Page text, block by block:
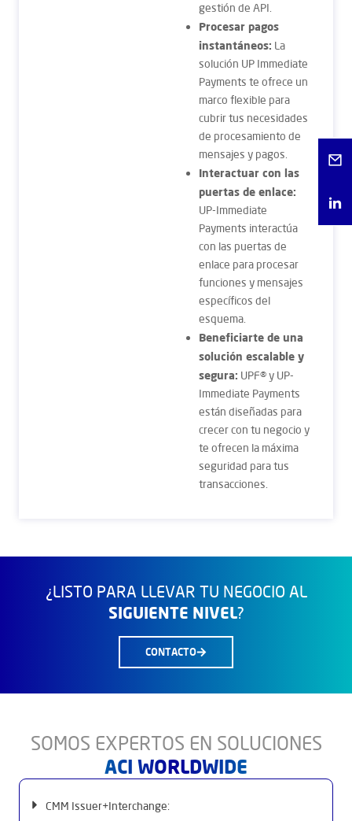
gestión de API.
Procesar pagos
instantáneos: La
solución UP Immediate
Payments te ofrece un
marco flexible para
cubrir tus necesidades
de procesamiento de
mensajes y pagos.
Interactuar con las
puertas de enlace:
UP-Immediate
Payments interactúa
con las puertas de
enlace para procesar
funciones y mensajes
específicos del
esquema.
Beneficiarte de una
solución escalable y
segura: UPF® y UP-
Immediate Payments
están diseñadas para
crecer con tu negocio y
te ofrecen la máxima
seguridad para tus
transacciones.
¿LISTO PARA LLEVAR TU NEGOCIO AL
SIGUIENTE NIVEL?
CONTACTO
SOMOS EXPERTOS EN SOLUCIONES
ACI WORLDWIDE
CMM Issuer+Interchange: